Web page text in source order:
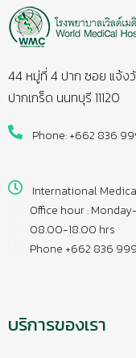
44 หมู่ที่ 4 ปาก ซอย แจ้ง
ปากเกร็ด นนทบุรี 11120
Phone: +662 836
International
Office hour :
08.00-18.00 hrs
Phone +662 836
บริการของเรา